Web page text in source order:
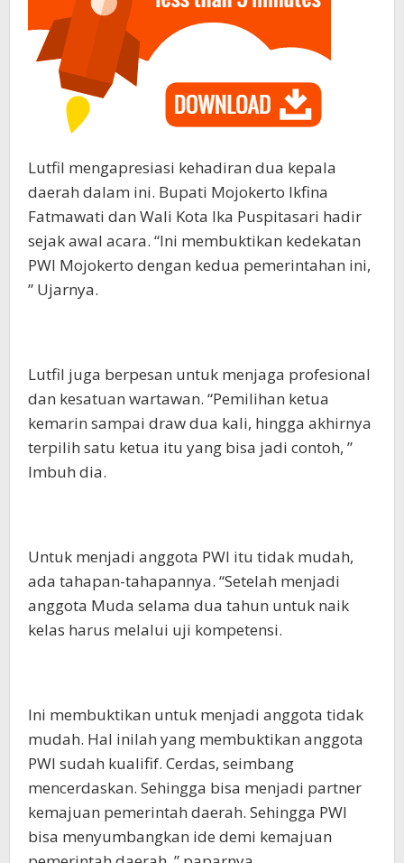
Lutfil mengapresiasi kehadiran dua kepala
daerah dalam ini. Bupati Mojokerto Ikfina
Fatmawati dan Wali Kota Ika Puspitasari hadir
sejak awal acara. “Ini membuktikan kedekatan
PWI Mojokerto dengan kedua pemerintahan ini,
” Ujarnya.
Lutfil juga berpesan untuk menjaga profesional
dan kesatuan wartawan. “Pemilihan ketua
kemarin sampai draw dua kali, hingga akhirnya
terpilih satu ketua itu yang bisa jadi contoh, ”
Imbuh dia.
Untuk menjadi anggota PWI itu tidak mudah,
ada tahapan-tahapannya. “Setelah menjadi
anggota Muda selama dua tahun untuk naik
kelas harus melalui uji kompetensi.
Ini membuktikan untuk menjadi anggota tidak
mudah. Hal inilah yang membuktikan anggota
PWI sudah kualifif. Cerdas, seimbang
mencerdaskan. Sehingga bisa menjadi partner
kemajuan pemerintah daerah. Sehingga PWI
bisa menyumbangkan ide demi kemajuan